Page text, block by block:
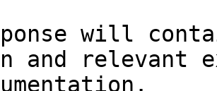
will
and relevant